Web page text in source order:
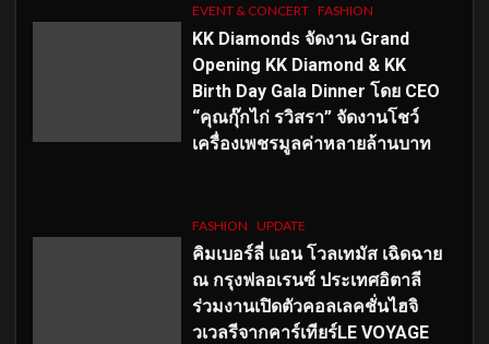
EVENT & CONCERT FASHION
KK Diamonds จัดงาน Grand
Opening KK Diamond & KK
Birth Day Gala Dinner โดย CEO
“คุณกุ๊กไก่ รวิสรา” จัดงานโชว์
เครื่องเพชรมูลค่าหลายล้านบาท
FASHION UPDATE
คิมเบอร์ลี่ แอน โวลเทมัส เฉิดฉาย
ณ กรุงฟลอเรนซ์ ประเทศอิตาลี
ร่วมงานเปิดตัวคอลเลคชั่นไฮจิ
วเวลรีจากคาร์เทียร์LE VOYAGE